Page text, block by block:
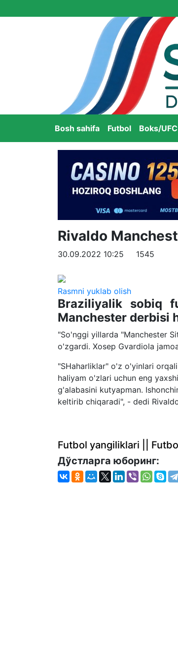
Bosh sahifa Futbol Boks/UFC
Rivaldo
30.09.2022 10:25 1545
Rasmni yuklab olish
Braziliyalik sobiq
Manchester derbisi
"So'nggi yillarda "Manchester
o'zgardi. Xosep Gvardiola
"SHaharliklar" o'z o'yinlari
haliyam o'zlari uchun eng
g'alabasini kutyapman.
keltirib chiqaradi", - dedi
Futbol yangiliklari ||
Дўстларга юборинг: